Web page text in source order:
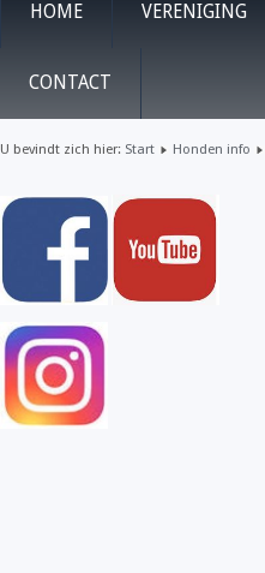
HOME VERENIGING
CONTACT
U bevindt zich hier: Start Honden info